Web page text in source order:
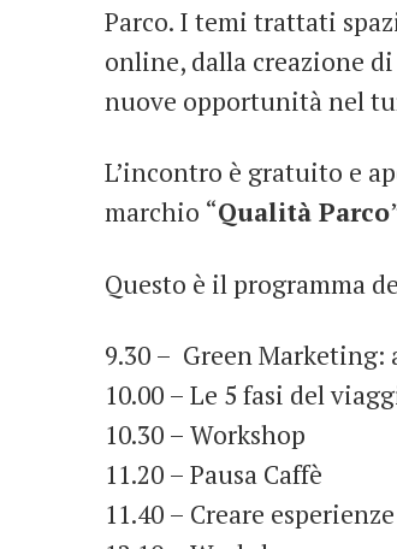
Parco. I temi trattati
online, dalla creazione
nuove opportunità nel
L’incontro è gratuito e
marchio “Qualità Parco
Questo è il programma
9.30 – Green
10.00 – Le 5 fasi del
10.30 – Workshop
11.20 – Pausa Caffè
11.40 – Creare